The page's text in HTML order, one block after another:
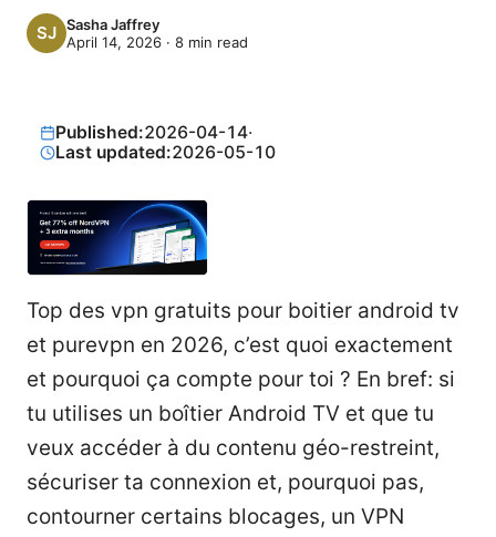
Sasha Jaffrey
April 14, 2026 · 8 min read
Published:2026-04-14·
Last updated:2026-05-10
Top des vpn gratuits pour boitier android tv
et purevpn en 2026, c’est quoi exactement
et pourquoi ça compte pour toi ? En bref: si
tu utilises un boîtier Android TV et que tu
veux accéder à du contenu géo-restreint,
sécuriser ta connexion et, pourquoi pas,
contourner certains blocages, un VPN